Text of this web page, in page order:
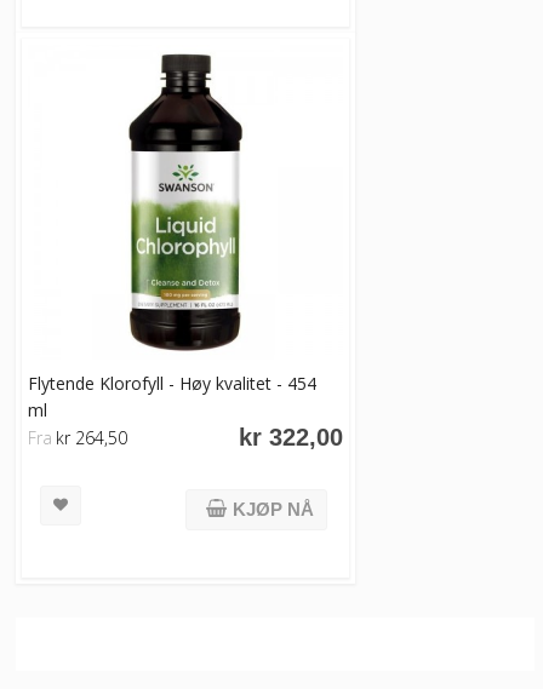
Flytende Klorofyll - Høy kvalitet - 454
ml
kr 322,00
Fra kr 264,50
KJØP NÅ